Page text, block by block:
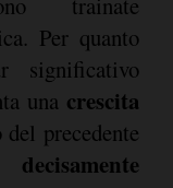
Per quanto
una crescita
precedente